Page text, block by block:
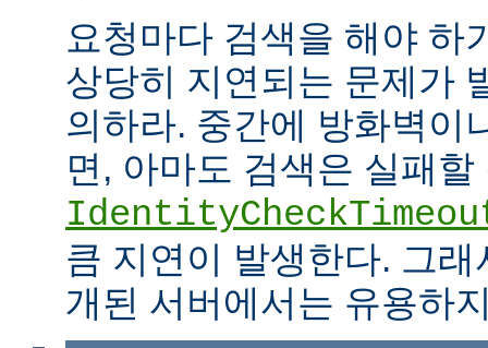
요청마다 검색을 해야 하
상당히 지연되는 문제가
의하라. 중간에 방화벽이
면, 아마도 검색은 실패
큼 지연이 발생한다. 그
개된 서버에서는 유용하